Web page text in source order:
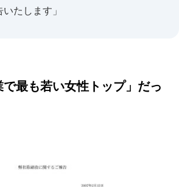
たします」
最も若い女性トップ」だっ